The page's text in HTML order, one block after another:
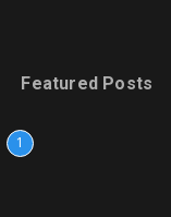
Featured Posts
1